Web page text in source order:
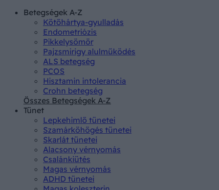
Betegségek A-Z
Kötőhártya-gyulladás
Endometriózis
Pikkelysömör
Pajzsmirigy alulműködés
ALS betegség
PCOS
Hisztamin intolerancia
Crohn betegség
Összes Betegségek A-Z
Tünet
Lepkehimlő tünetei
Szamárköhögés tünetei
Skarlát tünetei
Alacsony vérnyomás
Csalánkiütés
Magas vérnyomás
ADHD tünetei